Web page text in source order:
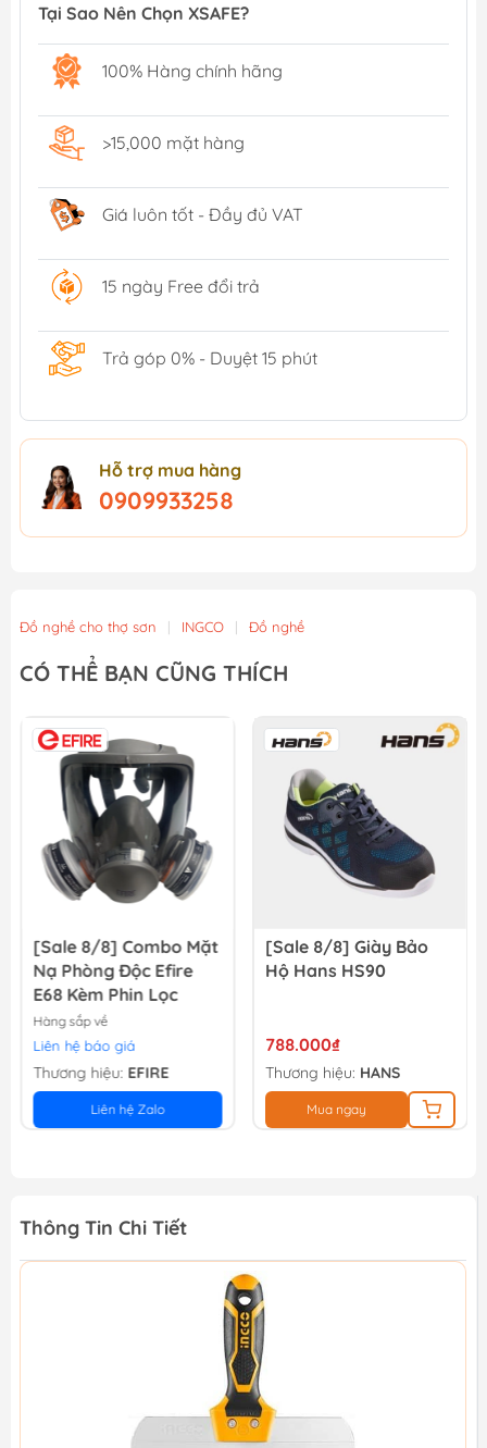
Tại Sao Nên Chọn XSAFE?
100% Hàng chính hãng
>15,000 mặt hàng
Giá luôn tốt - Đầy đủ VAT
15 ngày Free đổi trả
Trả góp 0% - Duyệt 15 phút
Hỗ trợ mua hàng
0909933258
Đồ nghề cho thợ sơn | INGCO | Đồ nghề
CÓ THỂ BẠN CŨNG THÍCH
[Sale 8/8] Combo Mặt
Nạ Phòng Độc Efire
E68 Kèm Phin Lọc
Hàng sắp về
Liên hệ báo giá
Thương hiệu: EFIRE
Liên hệ Zalo
[Sale 8/8] Giày Bảo
Hộ Hans HS90
788.000₫
Thương hiệu: HANS
Mua ngay
Thông Tin Chi Tiết